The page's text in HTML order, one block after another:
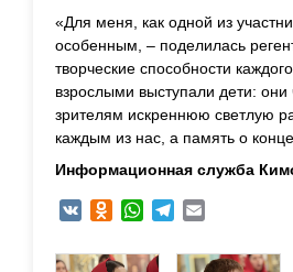
«Для меня, как одной из
особенным, – поделилась
творческие способности
взрослыми выступали дети: они
зрителям искреннюю светлую
каждым из нас, а память о
Информационная служба
VK Odnoklassniki
WhatsAppTelegram